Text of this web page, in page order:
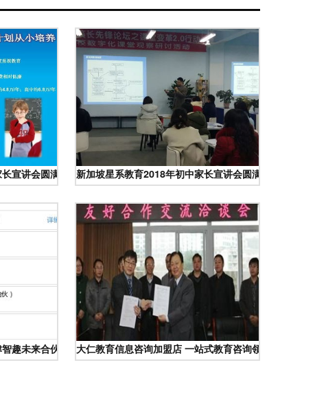
宣讲会圆满成功新加坡星系教育2018年初中家长宣讲会圆满成功 引燃家校
趣未来合伙企业的服务模式大仁教育信息咨询加盟店 一站式教育咨询领域的蓝海机遇